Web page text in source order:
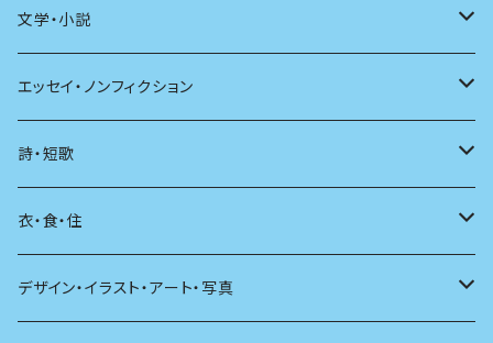
文学・小説
日本
海外
日本語
文学理論
エッセイ・ノンフィクション
エッセイ
日記
ノンフィクション
詩・短歌
詩
短歌
衣・食・住
着る
デザイン・イラスト・アート・写真